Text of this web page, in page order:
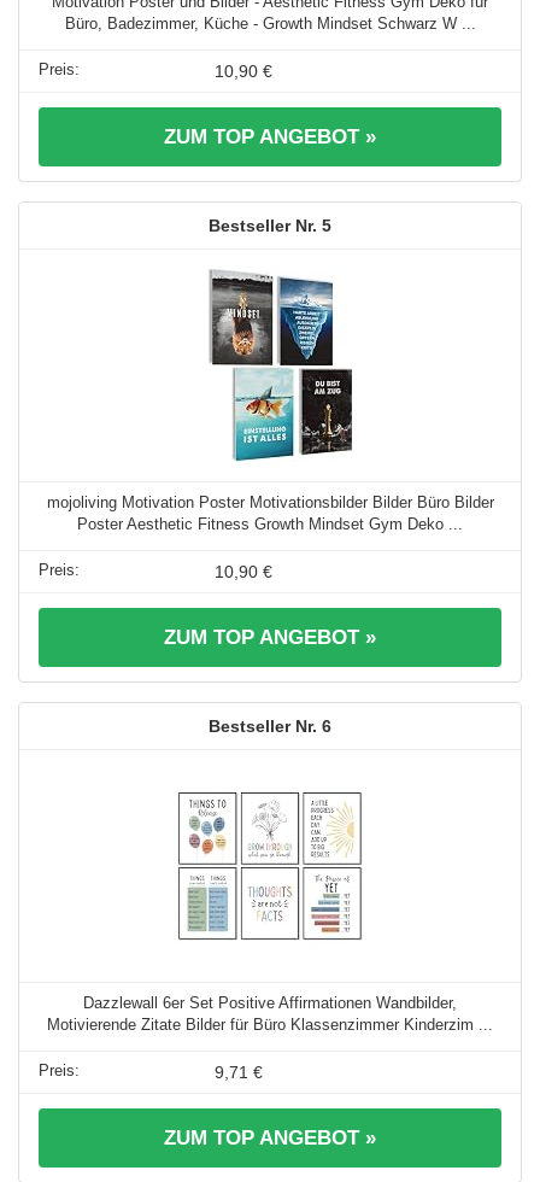
Büro, Badezimmer, Küche - Growth Mindset Schwarz W ...
10,90 €
ZUM TOP ANGEBOT »
5
mojoliving Motivation Poster Motivationsbilder Bilder Büro Bilder
Poster Aesthetic Fitness Growth Mindset Gym Deko ...
10,90 €
ZUM TOP ANGEBOT »
6
Dazzlewall 6er Set Positive Affirmationen Wandbilder,
Motivierende Zitate Bilder für Büro Klassenzimmer Kinderzim ...
9,71 €
ZUM TOP ANGEBOT »